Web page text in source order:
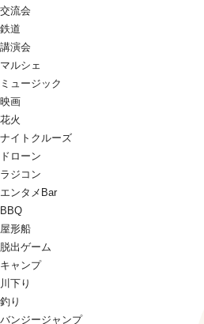
交流会
鉄道
講演会
マルシェ
ミュージック
映画
花火
ナイトクルーズ
ドローン
ラジコン
エンタメBar
BBQ
屋形船
脱出ゲーム
キャンプ
川下り
釣り
バンジージャンプ